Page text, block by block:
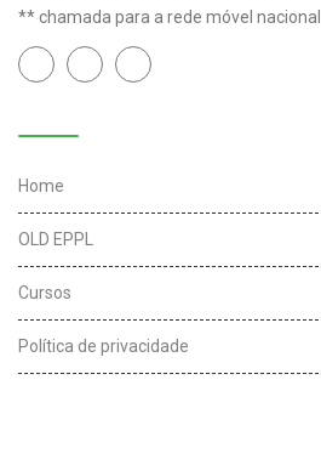
** chamada para a rede móvel nacional
Home
OLD EPPL
Cursos
Política de privacidade